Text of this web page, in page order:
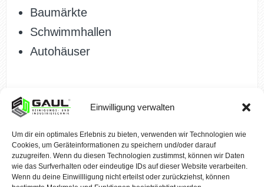
Einwilligung verwalten
Um dir ein optimales Erlebnis zu bieten, verwenden wir Technologien wie
Cookies, um Geräteinformationen zu speichern und/oder darauf
zuzugreifen. Wenn du diesen Technologien zustimmst, können wir Daten
wie das Surfverhalten oder eindeutige IDs auf dieser Website verarbeiten.
Wenn du deine Einwillligung nicht erteilst oder zurückziehst, können
Baumärkte
Schwimmhallen
Autohäuser